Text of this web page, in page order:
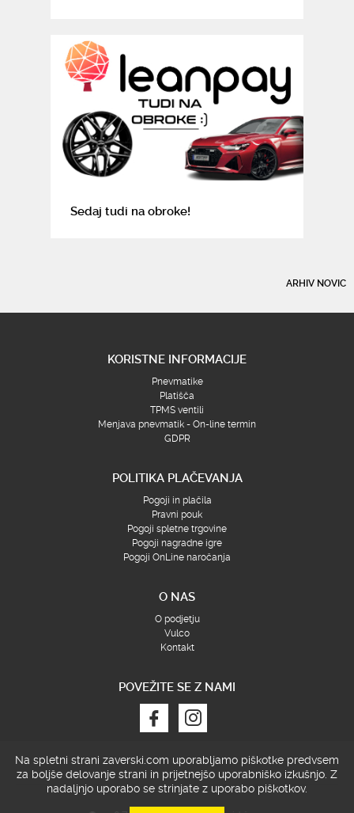
Sedaj tudi na obroke!
ARHIV NOVIC
KORISTNE INFORMACIJE
Pnevmatike
Platišča
TPMS ventili
Menjava pnevmatik - On-line termin
GDPR
POLITIKA PLAČEVANJA
Pogoji in plačila
Pravni pouk
Pogoji spletne trgovine
Pogoji nagradne igre
Pogoji OnLine naročanja
O NAS
O podjetju
Vulco
Kontakt
POVEŽITE SE Z NAMI
Na spletni strani zaverski.com uporabljamo piškotke predvsem
za boljše delovanje strani in prijetnejšo uporabniško izkušnjo. Z
nadaljnjo uporabo se strinjate z uporabo piškotkov.